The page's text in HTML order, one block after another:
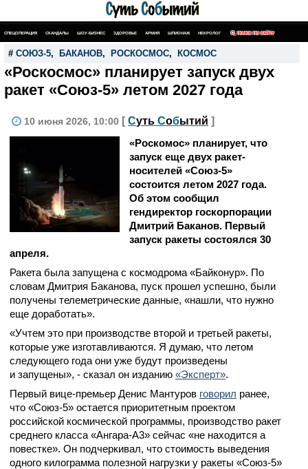
СПЕЦОПЕРАЦИЯ СКАНДАЛЫ ШОУ-БИЗНЕС ЗДОРОВЬЕ АРМИЯ ШПИОНАЖ НЕКРОЛОГ ПОИСК ПО САЙТУ
# СОЮЗ-5, БАКАНОВ, РОСКОСМОС, КОСМОС
«Роскосмос» планирует запуск двух
ракет «Союз-5» летом 2027 года
10 июня 2026, 10:00 [ Суть Событий ]
«Роскомос» планирует, что
запуск еще двух ракет-
носителей «Союз-5»
состоится летом 2027 года.
Об этом сообщил
гендиректор госкорпорации
Дмитрий Баканов. Первый
запуск ракеты состоялся 30
апреля.
Ракета была запущена с космодрома «Байконур». По
словам Дмитрия Баканова, пуск прошел успешно, были
получены телеметрические данные, «нашли, что нужно
еще доработать».
«Учтем это при производстве второй и третьей ракеты,
которые уже изготавливаются. Я думаю, что летом
следующего года они уже будут произведены
и запущены», - сказал он изданию «Эксперт».
Первый вице-премьер Денис Мантуров говорил ранее,
что «Союз-5» остается приоритетным проектом
российской космической программы, производство ракет
среднего класса «Ангара-А3» сейчас «не находится а
повестке». Он подчеркивал, что стоимость выведения
одного килограмма полезной нагрузки у ракеты «Союз-5»